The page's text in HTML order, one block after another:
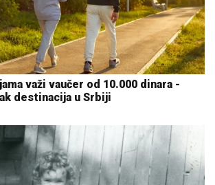
važi vaučer od 10.000 dinara -
destinacija u Srbiji